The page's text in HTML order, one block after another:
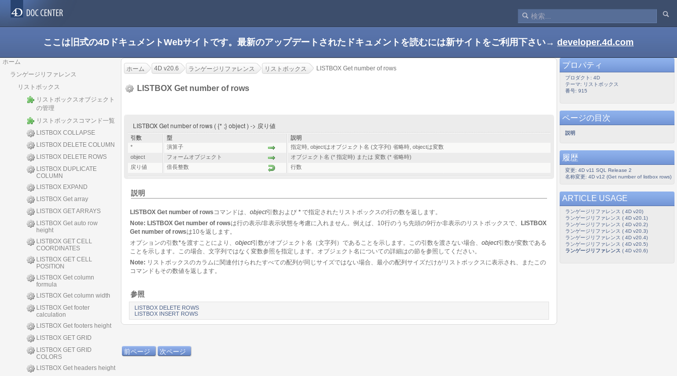
ここは旧式の4DドキュメントWebサイトです。最新のアップデートされたドキュメントを読むには新サイトをご利用下さい→ developer.4d.com
ホーム
ランゲージリファレンス
リストボックス
リストボックスオブジェクト
の管理
リストボックスコマンド一覧
LISTBOX COLLAPSE
LISTBOX DELETE COLUMN
LISTBOX DELETE ROWS
LISTBOX DUPLICATE
COLUMN
LISTBOX EXPAND
LISTBOX Get array
LISTBOX GET ARRAYS
LISTBOX Get auto row
height
LISTBOX GET CELL
COORDINATES
LISTBOX GET CELL
POSITION
LISTBOX Get column
formula
LISTBOX Get column width
LISTBOX Get footer
calculation
LISTBOX Get footers height
LISTBOX GET GRID
LISTBOX GET GRID
COLORS
LISTBOX Get headers height
ホーム 4D v20.6 ランゲージリファレンス リストボックス LISTBOX Get number of rows
LISTBOX Get number of rows
LISTBOX Get number of rows ( {* ;} object ) -> 戻り値
引数 型
説明
*
演算子
指定時, objectはオブジェクト名 (文字列) 省略時, objectは変数
object
フォームオブジェクト
オブジェクト名 (* 指定時) または 変数 (* 省略時)
戻り値
倍長整数 行数
説明
LISTBOX Get number of rows コマンドは、 object引数および * で指定されたリストボックスの行の数を返します。
Note: LISTBOX Get number of rowsは行の表示/非表示状態を考慮に入れません。例えば、10行のうち先頭の9行か非表示のリストボックスで、
LISTBOX
Get number of rowsは10を返します。
オプションの引数*を渡すことにより、 object引数がオブジェクト名（文字列）であることを示します。この引数を渡さない場合、 object引数が変数である
ことを示します。この場合、文字列ではなく変数参照を指定します。オブジェクト名についての詳細はの節を参照してください。
Note: リストボックスのカラムに関連付けられたすべての配列が同じサイズではない場合、最小の配列サイズだけがリストボックスに表示され、またこの
コマンドもその数値を返します。
参照
LISTBOX DELETE ROWS
LISTBOX INSERT ROWS
前ページ 次ページ
プロパティ
プロダクト: 4D
テーマ: リストボックス
番号: 915
ページの目次
説明
履歴
変更: 4D v11 SQL Release 2
名称変更: 4D v12 (Get number of listbox rows)
ARTICLE USAGE
ランゲージリファレンス ( 4D v20)
ランゲージリファレンス ( 4D v20.1)
ランゲージリファレンス ( 4D v20.2)
ランゲージリファレンス ( 4D v20.3)
ランゲージリファレンス ( 4D v20.4)
ランゲージリファレンス ( 4D v20.5)
ランゲージリファレンス ( 4D v20.6)